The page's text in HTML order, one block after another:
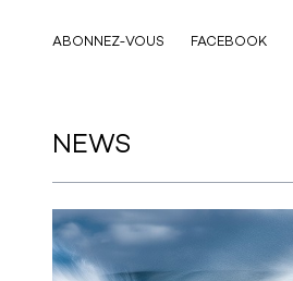
ABONNEZ-VOUS FACEBOOK
NEWS